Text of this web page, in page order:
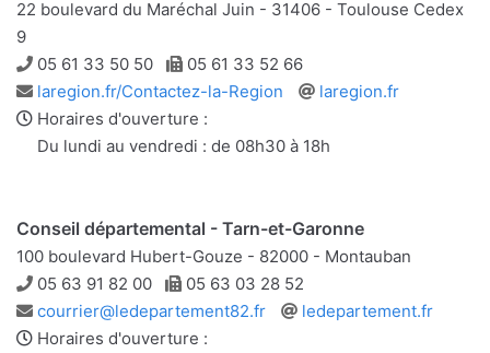
22 boulevard du Maréchal Juin - 31406 - Toulouse Cedex
9
Téléphone
05 61 33 50 50 Télécopie
05 61 33 52 66
Adresse
e-
mail
laregion.fr/Contactez-la-Region
Site
laregion.fr
Horaires d'ouverture :
Du lundi au vendredi : de 08h30 à 18h
Conseil départemental - Tarn-et-Garonne
100 boulevard Hubert-Gouze - 82000 - Montauban
Téléphone
05 63 91 82 00 Télécopie
05 63 03 28 52
Adresse
e-
courrier@ledepartement82.fr
Site
ledepartement.fr
Horaires d'ouverture :